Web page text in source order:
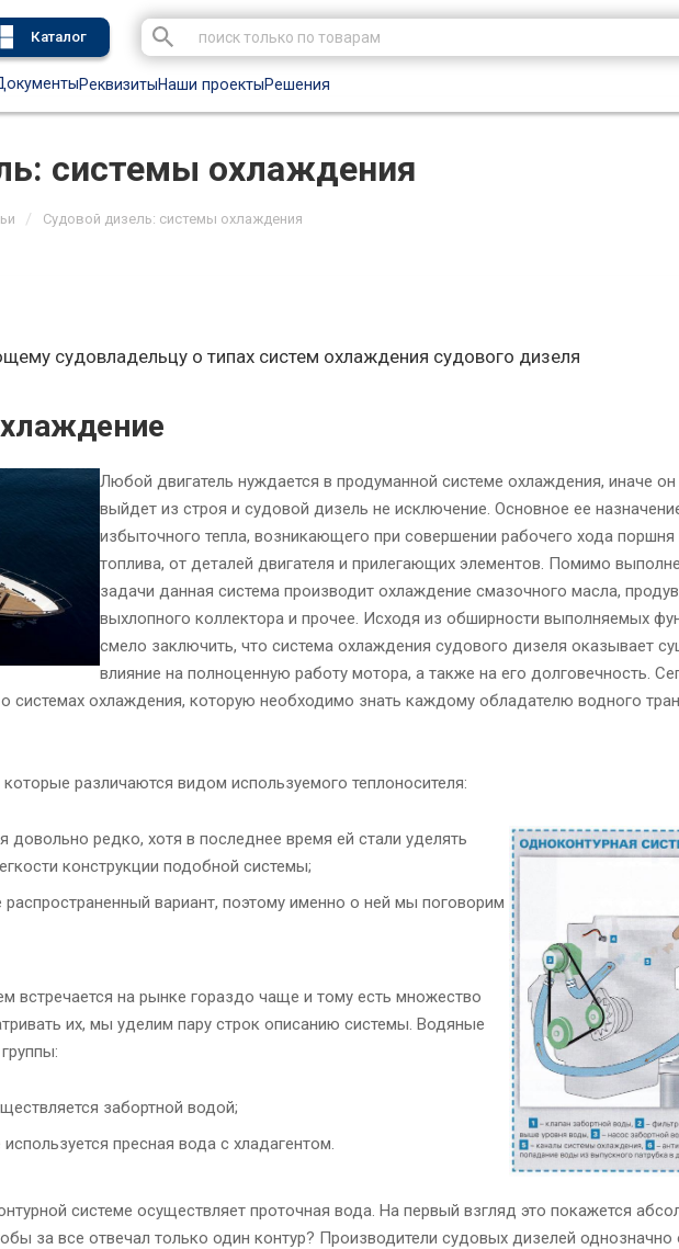
Каталог
РеквизитыНаши проектыРешения
системы охлаждения
/ Судовой дизель: системы охлаждения
судовладельцу о типах систем охлаждения судового дизеля
Любой двигатель нуждается в продуманной системе охлаждения, иначе
выйдет из строя и судовой дизель не исключение. Основное ее
избыточного тепла, возникающего при совершении рабочего хода поршня
топлива, от деталей двигателя и прилегающих элементов. Помимо
задачи данная система производит охлаждение смазочного масла,
выхлопного коллектора и прочее. Исходя из обширности выполняемых
смело заключить, что система охлаждения судового дизеля оказывает
влияние на полноценную работу мотора, а также на его долговечность.
охлаждения, которую необходимо знать каждому обладателю водного
различаются видом используемого теплоносителя:
довольно редко, хотя в последнее время ей стали уделять
конструкции подобной системы;
вариант, поэтому именно о ней мы поговорим
встречается на рынке гораздо чаще и тому есть множество
их, мы уделим пару строк описанию системы. Водяные
забортной водой;
пресная вода с хладагентом.
системе осуществляет проточная вода. На первый взгляд это покажется
за все отвечал только один контур? Производители судовых дизелей однозначно